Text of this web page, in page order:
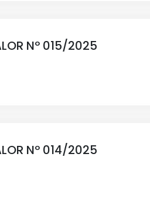
Nº 015/2025
Nº 014/2025